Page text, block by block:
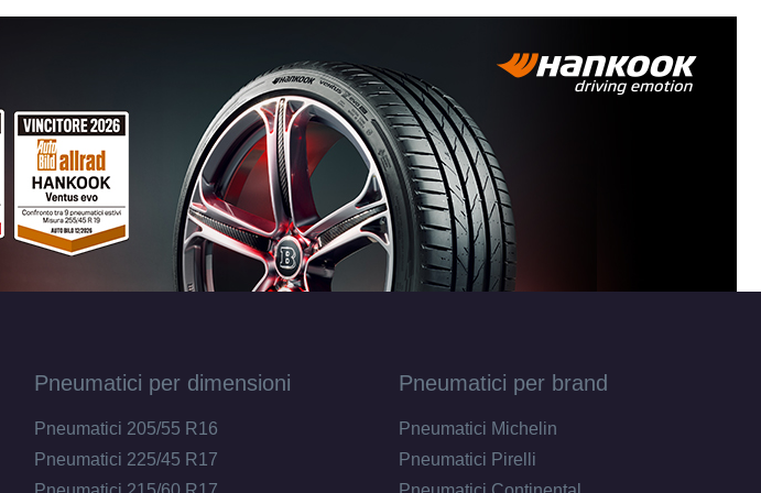
Pneumatici per dimensioni
Pneumatici 205/55 R16
Pneumatici 225/45 R17
Pneumatici per brand
Pneumatici Michelin
Pneumatici Pirelli